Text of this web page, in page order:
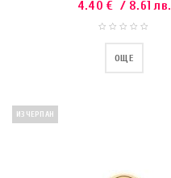
4.40€ / 8.61 лв.
ОЩЕ
ИЗЧЕРПАН